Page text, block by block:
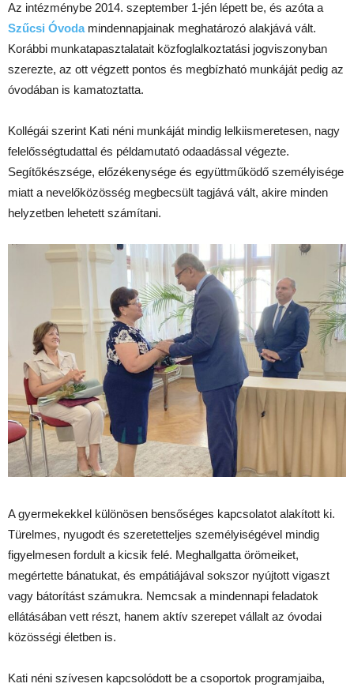
Az intézménybe 2014. szeptember 1-jén lépett be, és azóta a
Szűcsi Óvoda mindennapjainak meghatározó alakjává vált.
Korábbi munkatapasztalatait közfoglalkoztatási jogviszonyban
szerezte, az ott végzett pontos és megbízható munkáját pedig az
óvodában is kamatoztatta.
Kollégái szerint Kati néni munkáját mindig lelkiismeretesen, nagy
felelősségtudattal és példamutató odaadással végezte.
Segítőkészsége, előzékenysége és együttműködő személyisége
miatt a nevelőközösség megbecsült tagjává vált, akire minden
helyzetben lehetett számítani.
A gyermekekkel különösen bensőséges kapcsolatot alakított ki.
Türelmes, nyugodt és szeretetteljes személyiségével mindig
figyelmesen fordult a kicsik felé. Meghallgatta örömeiket,
megértette bánatukat, és empátiájával sokszor nyújtott vigaszt
vagy bátorítást számukra. Nemcsak a mindennapi feladatok
ellátásában vett részt, hanem aktív szerepet vállalt az óvodai
közösségi életben is.
Kati néni szívesen kapcsolódott be a csoportok programjaiba,